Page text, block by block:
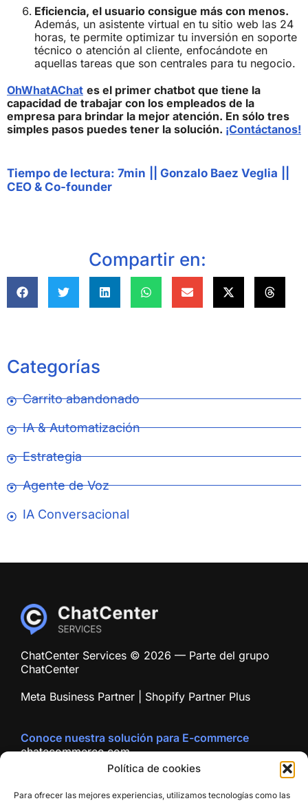
Polí­tica de cookies
Para ofrecer las mejores experiencias, utilizamos tecnologías como las
Eficiencia, el usuario consigue más con menos.
Además, un asistente virtual en tu sitio web las 24
horas, te permite optimizar tu inversión en soporte
técnico o atención al cliente, enfocándote en
aquellas tareas que son centrales para tu negocio.
OhWhatAChat es el primer chatbot que tiene la
capacidad de trabajar con los empleados de la
empresa para brindar la mejor atención. En sólo tres
simples pasos puedes tener la solución. ¡Contáctanos!
Tiempo de lectura: 7min Gonzalo Baez Veglia
CEO & Co-founder
Compartir en:
Categorías
Carrito abandonado
IA & Automatización
Estrategia
Agente de Voz
IA Conversacional
ChatCenter Services © 2026 — Parte del grupo
ChatCenter
Meta Business Partner | Shopify Partner Plus
Conoce nuestra solución para E-commerce
chatecommerce.com